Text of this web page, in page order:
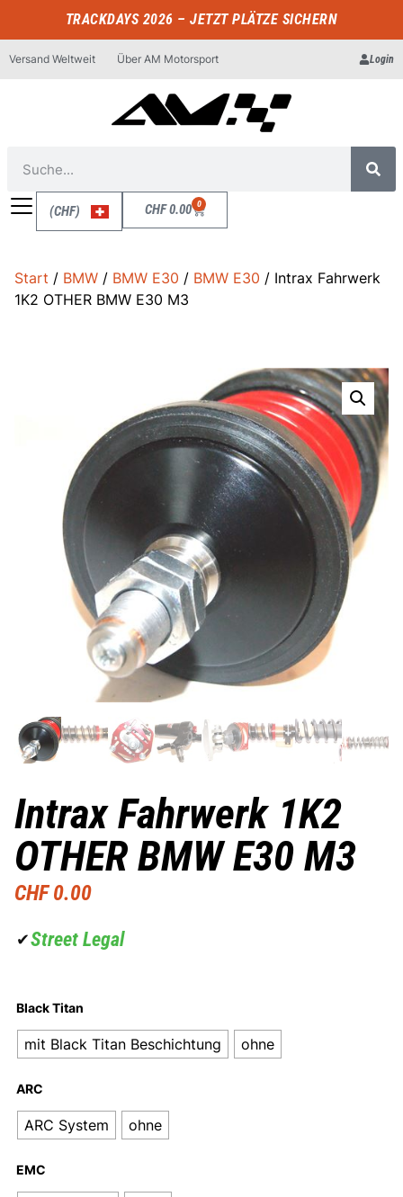
TRACKDAYS 2026 – JETZT PLÄTZE SICHERN
Versand Weltweit Über AM Motorsport Login
(CHF) CHF0.00 0
Start / BMW / BMW E30 / BMW E30 / Intrax Fahrwerk
1K2 OTHER BMW E30 M3
Intrax Fahrwerk 1K2
OTHER BMW E30 M3
CHF0.00
✔Street Legal
Black Titan
mit Black Titan Beschichtung ohne
ARC
ARC System ohne
EMC